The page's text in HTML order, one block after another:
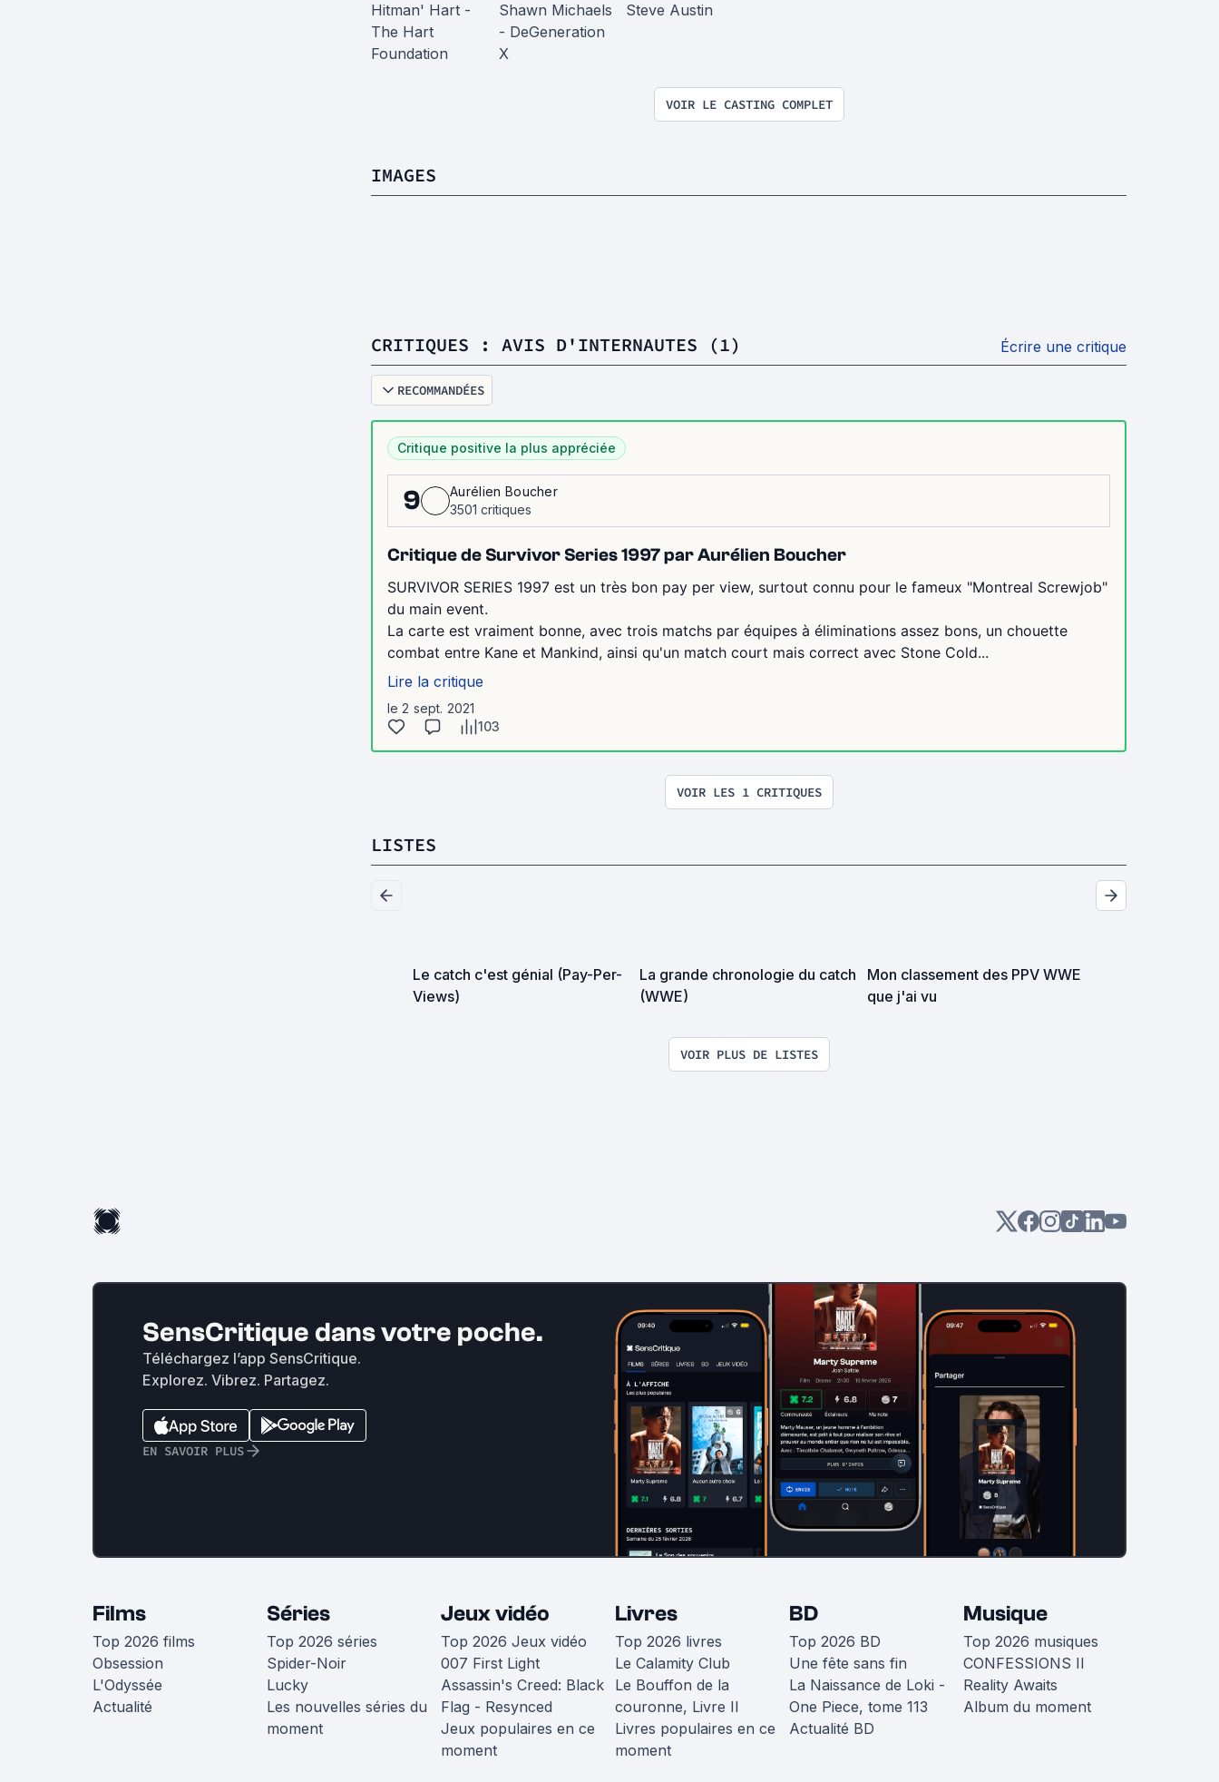
Hitman' Hart -
The Hart
Foundation
Shawn Michaels
- DeGeneration
X
Steve Austin
VOIR LE CASTING COMPLET
IMAGES
CRITIQUES : AVIS D'INTERNAUTES (1) Écrire une critique
RECOMMANDÉES
Critique positive la plus appréciée
9
Aurélien Boucher
3501 critiques
Critique de Survivor Series 1997 par Aurélien Boucher
SURVIVOR SERIES 1997 est un très bon pay per view, surtout connu pour le fameux "Montreal Screwjob"
du main event.
La carte est vraiment bonne, avec trois matchs par équipes à éliminations assez bons, un chouette
combat entre Kane et Mankind, ainsi qu'un match court mais correct avec Stone Cold...
Lire la critique
le 2 sept. 2021
103
VOIR LES 1 CRITIQUES
LISTES
Le catch c'est génial (Pay-Per-
Views)
La grande chronologie du catch
(WWE)
Mon classement des PPV WWE
que j'ai vu
VOIR PLUS DE LISTES
SensCritique dans votre poche.
Téléchargez l’app SensCritique.
Explorez. Vibrez. Partagez.
EN SAVOIR PLUS
Films
Top 2026 films
Obsession
L'Odyssée
Actualité
Séries
Top 2026 séries
Spider-Noir
Lucky
Les nouvelles séries du
moment
Jeux vidéo
Top 2026 Jeux vidéo
007 First Light
Assassin's Creed: Black
Flag - Resynced
Jeux populaires en ce
moment
Livres
Top 2026 livres
Le Calamity Club
Le Bouffon de la
couronne, Livre II
Livres populaires en ce
moment
BD
Top 2026 BD
Une fête sans fin
La Naissance de Loki -
One Piece, tome 113
Actualité BD
Musique
Top 2026 musiques
CONFESSIONS II
Reality Awaits
Album du moment